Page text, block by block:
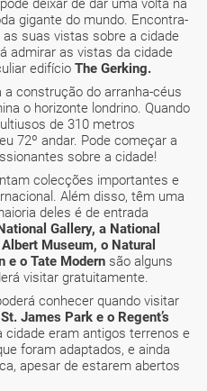
deixar de dar uma volta na
gigante do mundo. Encontra-
suas vistas sobre a cidade
admirar as vistas da cidade
edifício The Gerking.
construção do arranha-céus
o horizonte londrino. Quando
de 310 metros
72º andar. Pode começar a
sobre a cidade!
colecções importantes e
Além disso, têm uma
deles é de entrada
Gallery, a National
Museum, o Natural
e o Tate Modern são alguns
visitar gratuitamente.
conhecer quando visitar
James Park e o Regent’s
cidade eram antigos terrenos e
foram adaptados, e ainda
apesar de estarem abertos